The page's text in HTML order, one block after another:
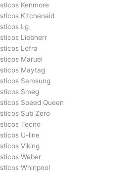
Kenmore
Kitchenaid
Lg
Liebherr
Lofra
Maruel
Maytag
Samsung
Smeg
Speed Queen
Sub Zero
Tecno
U-line
Viking
Weber
Whirlpool